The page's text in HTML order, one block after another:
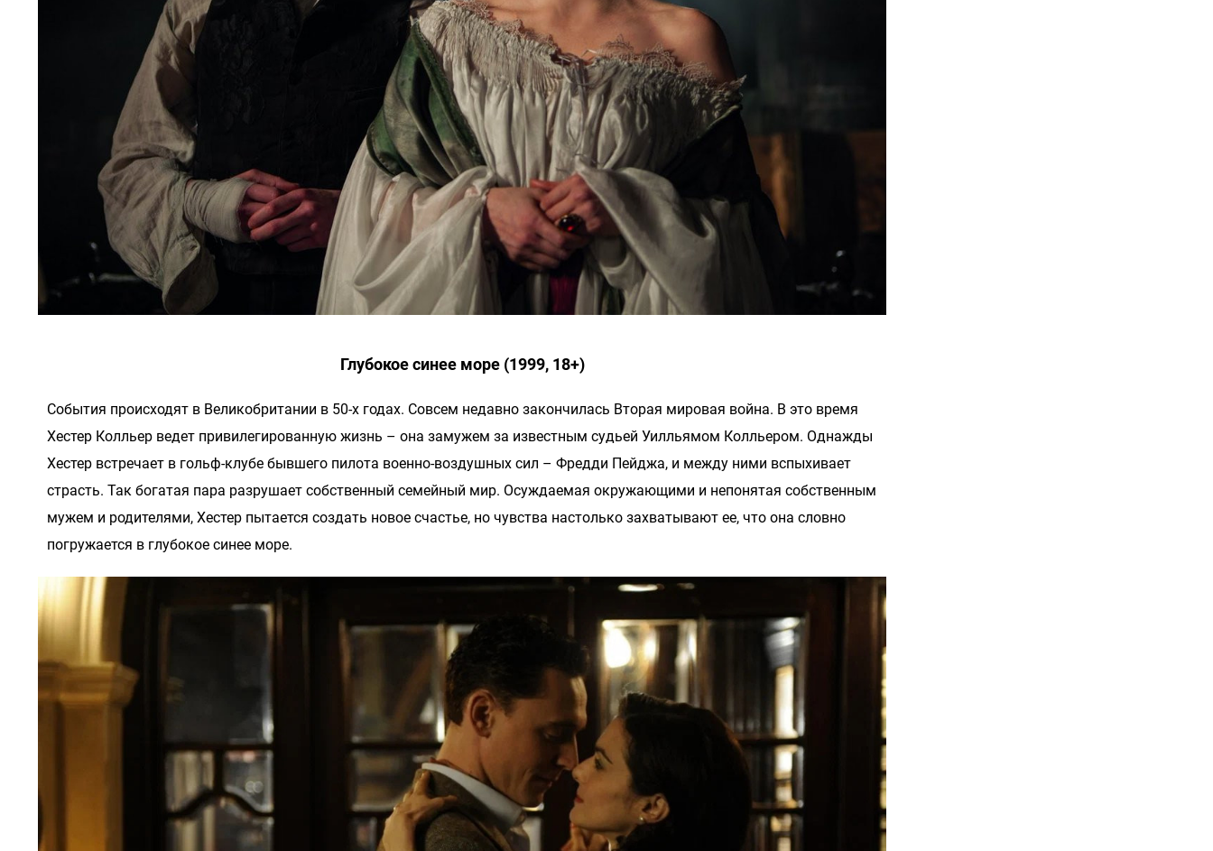
Глубокое синее море (1999, 18+)
События происходят в Великобритании в 50-х годах. Совсем недавно закончилась Вторая мировая война. В это время
Хестер Колльер ведет привилегированную жизнь – она замужем за известным судьей Уилльямом Колльером. Однажды
Хестер встречает в гольф-клубе бывшего пилота военно-воздушных сил – Фредди Пейджа, и между ними вспыхивает
страсть. Так богатая пара разрушает собственный семейный мир. Осуждаемая окружающими и непонятая собственным
мужем и родителями, Хестер пытается создать новое счастье, но чувства настолько захватывают ее, что она словно
погружается в глубокое синее море.